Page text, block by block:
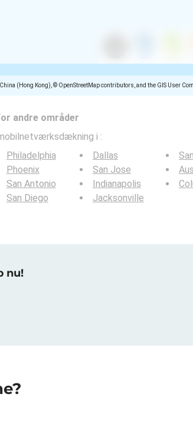
(Hong Kong), © OpenStreetMap contributors, and the GIS User
andre områder
i :
Philadelphia
Phoenix
San Antonio
San Diego
Dallas
San Jose
Indianapolis
Jacksonville
nu!